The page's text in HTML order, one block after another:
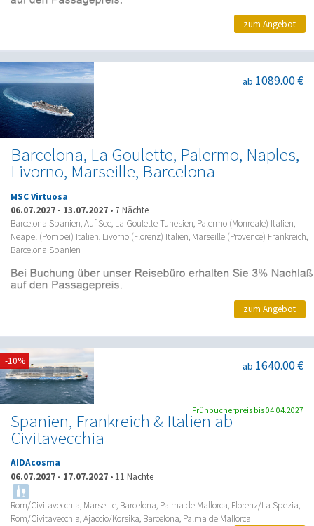
zum Angebot
Barcelona, La Goulette, Palermo, Naples,
Livorno, Marseille, Barcelona
ab 1089.00 €
MSC Virtuosa
06.07.2027 - 13.07.2027 • 7 Nächte
Barcelona Spanien, Auf See, La Goulette Tunesien, Palermo (Monreale) Italien,
Neapel (Pompei) Italien, Livorno (Florenz) Italien, Marseille (Provence) Frankreich,
Barcelona Spanien
zum Angebot
Spanien, Frankreich & Italien ab
Civitavecchia
ab 1640.00 €
AIDAcosma
06.07.2027 - 17.07.2027 • 11 Nächte
Rom/Civitavecchia, Marseille, Barcelona, Palma de Mallorca, Florenz/La Spezia,
Rom/Civitavecchia, Ajaccio/Korsika, Barcelona, Palma de Mallorca
-10%
Frühbucherpreis bis 04.04.2027